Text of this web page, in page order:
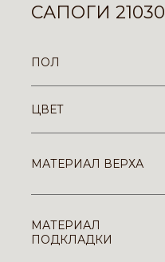
САПОГИ
ПОЛ
ЦВЕТ
МАТЕРИАЛ ВЕРХА
МАТЕРИАЛ
ПОДКЛАДКИ